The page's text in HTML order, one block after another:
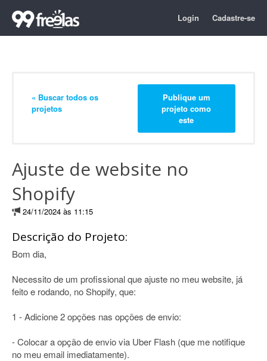
Login Cadastre-se
« Buscar todos os
projetos
Publique um
projeto como
este
Ajuste de website no
Shopify
24/11/2024 às 11:15
Descrição do Projeto:
Bom dia,
Necessito de um profissional que ajuste no meu website, já
feito e rodando, no Shopify, que:
1 - Adicione 2 opções nas opções de envio:
- Colocar a opção de envio via Uber Flash (que me notifique
no meu email imediatamente).